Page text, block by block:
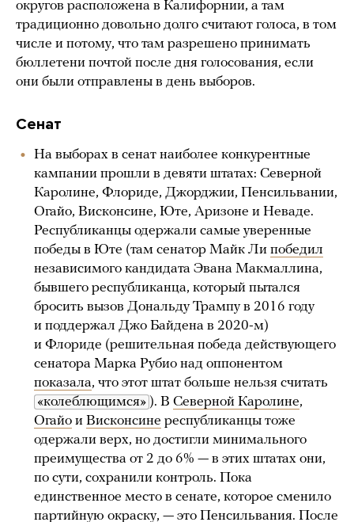
округов расположена в Калифорнии, а там
традиционно довольно долго считают голоса, в том
числе и потому, что там разрешено принимать
бюллетени почтой после дня голосования, если
они были отправлены в день выборов.
Сенат
На выборах в сенат наиболее конкурентные
кампании прошли в девяти штатах: Северной
Каролине, Флориде, Джорджии, Пенсильвании,
Огайо, Висконсине, Юте, Аризоне и Неваде.
Республиканцы одержали самые уверенные
победы в Юте (там сенатор Майк Ли победил
независимого кандидата Эвана Макмаллина,
бывшего республиканца, который пытался
бросить вызов Дональду Трампу в 2016 году
и поддержал Джо Байдена в 2020-м)
и Флориде (решительная победа действующего
сенатора Марка Рубио над оппонентом
показала, что этот штат больше нельзя считать
«колеблющимся» ). В Северной Каролине,
Огайо и Висконсине республиканцы тоже
одержали верх, но достигли минимального
преимущества от 2 до 6% — в этих штатах они,
по сути, сохранили контроль. Пока
единственное место в сенате, которое сменило
партийную окраску, — это Пенсильвания. После